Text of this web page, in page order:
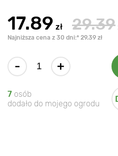
17.89 zł 29.39
Najniższa cena z 30 dni:* 29.39 zł
- +
7 osób
dodało do mojego ogrodu